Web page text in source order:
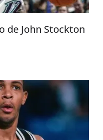
de John Stockton